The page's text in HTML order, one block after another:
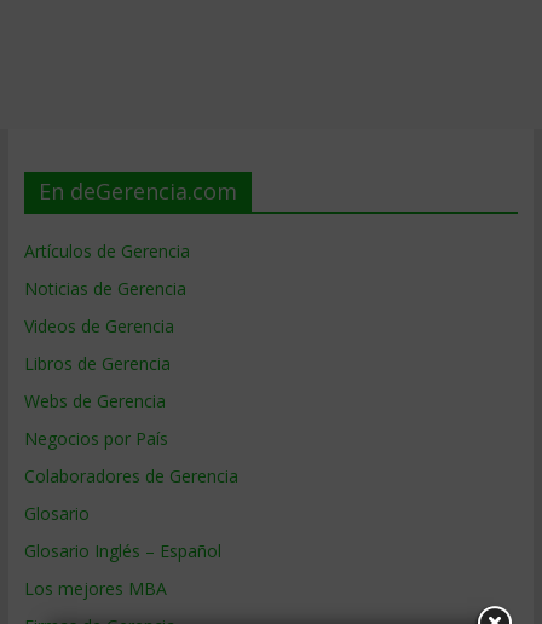
En deGerencia.com
Artículos de Gerencia
Noticias de Gerencia
Videos de Gerencia
Libros de Gerencia
Webs de Gerencia
Negocios por País
Colaboradores de Gerencia
Glosario
Glosario Inglés – Español
Los mejores MBA